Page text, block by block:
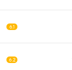
6.1
6.2